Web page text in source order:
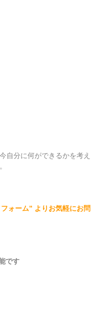
自分に何ができるかを考え
ォーム” よりお気軽にお問
です